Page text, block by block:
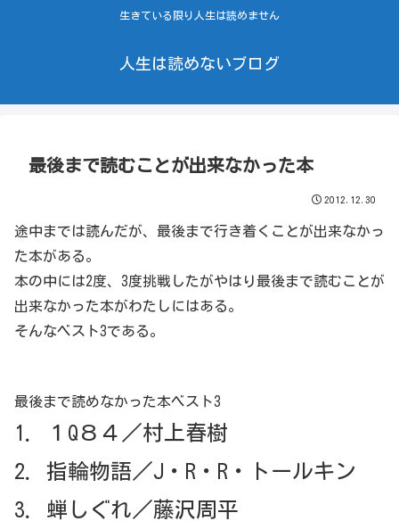
生きている限り人生は読めません
人生は読めないブログ
最後まで読むことが出来なかった本
2012.12.30
途中までは読んだが、最後まで行き着くことが出来なかっ
た本がある。
本の中には2度、3度挑戦したがやはり最後まで読むことが
出来なかった本がわたしにはある。
そんなベスト3である。
最後まで読めなかった本ベスト3
1．１Q８４／村上春樹
2．指輪物語／J・R・R・トールキン
3．蝉しぐれ／藤沢周平